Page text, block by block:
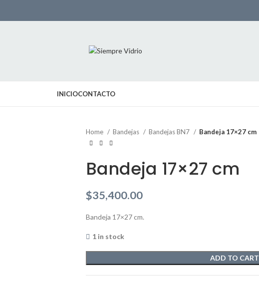
INICIOCONTACTO
Home Bandejas Bandejas BN7 Bandeja 17×27 cm
Bandeja 17×27 cm
$35,400.00
Bandeja 17×27 cm.
1 in stock
ADD TO CART